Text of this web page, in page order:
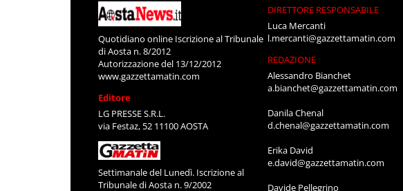
Quotidiano online Iscrizione al Tribunale
di Aosta n. 8/2012
Autorizzazione del 13/12/2012
www.gazzettamatin.com
Editore
LG PRESSE S.R.L.
via Festaz, 52 11100 AOSTA
Settimanale del Lunedì. Iscrizione al
Tribunale di Aosta n. 9/2002
DIRETTORE RESPONSABILE
Luca Mercanti
l.mercanti@gazzettamatin.com
REDAZIONE
Alessandro Bianchet
a.bianchet@gazzettamatin.com
Danila Chenal
d.chenal@gazzettamatin.com
Erika David
e.david@gazzettamatin.com
Davide Pellegrino